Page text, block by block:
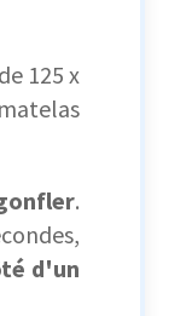
125 x
.
d'un